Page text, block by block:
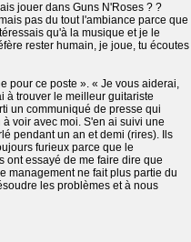
jouer dans Guns N'Roses ? ?
pas du tout l'ambiance parce que
qu'à la musique et je le
rester humain, je joue, tu écoutes
pour ce poste ». « Je vous aiderai,
à trouver le meilleur guitariste
un communiqué de presse qui
voir avec moi. S'en ai suivi une
pendant un an et demi (rires). Ils
furieux parce que le
ont essayé de me faire dire que
management ne fait plus partie du
les problèmes et à nous